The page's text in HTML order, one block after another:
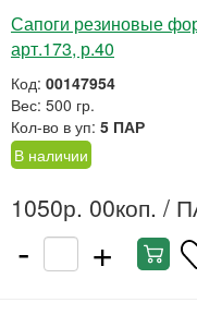
Сапоги резиновые
арт.173, р.40
Код: 00147954
Вес: 500 гр.
Кол-во в уп: 5 ПАР
В наличии
1050р. 00коп. /
- +